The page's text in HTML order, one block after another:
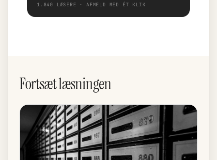
1.840 LÆSERE · AFMELD MED ÉT KLIK
Fortsæt læsningen